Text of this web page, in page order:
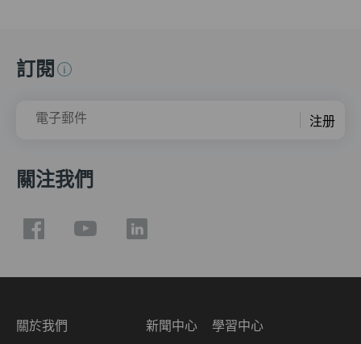
訂閱
電子郵件 注册
關注我們
關於我們 新聞中心 學習中心